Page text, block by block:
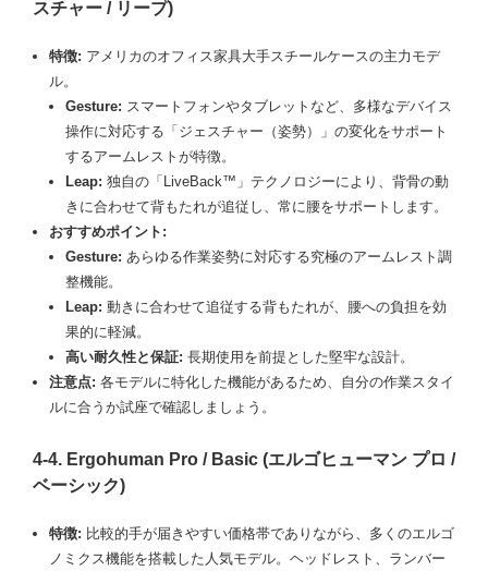
スチャー / リープ)
特徴: アメリカのオフィス家具大手スチールケースの主力モデ
ル。
Gesture: スマートフォンやタブレットなど、多様なデバイス
操作に対応する「ジェスチャー（姿勢）」の変化をサポート
するアームレストが特徴。
Leap: 独自の「LiveBack™」テクノロジーにより、背骨の動
きに合わせて背もたれが追従し、常に腰をサポートします。
おすすめポイント:
Gesture: あらゆる作業姿勢に対応する究極のアームレスト調
整機能。
Leap: 動きに合わせて追従する背もたれが、腰への負担を効
果的に軽減。
高い耐久性と保証: 長期使用を前提とした堅牢な設計。
注意点: 各モデルに特化した機能があるため、自分の作業スタイ
ルに合うか試座で確認しましょう。
4-4. Ergohuman Pro / Basic (エルゴヒューマン プロ /
ベーシック)
特徴: 比較的手が届きやすい価格帯でありながら、多くのエルゴ
ノミクス機能を搭載した人気モデル。ヘッドレスト、ランバー